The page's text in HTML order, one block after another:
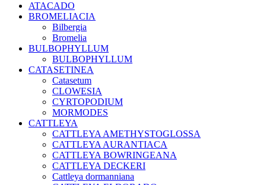
ATACADO
BROMELIACIA
Bilbergia
Bromelia
BULBOPHYLLUM
BULBOPHYLLUM
CATASETINEA
Catasetum
CLOWESIA
CYRTOPODIUM
MORMODES
CATTLEYA
CATTLEYA AMETHYSTOGLOSSA
CATTLEYA AURANTIACA
CATTLEYA BOWRINGEANA
CATTLEYA DECKERI
Cattleya dormanniana